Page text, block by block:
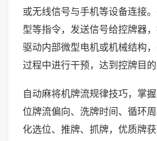
或无线信号与手机等设备连接
型等指令，发送信号给控牌器
驱动内部微型电机或机械结构
过程中进行干预，达到控牌目的
自动麻将机牌流规律技巧，掌
位牌流偏向、洗牌时间、循环
化选位、推牌、抓牌，优质牌获